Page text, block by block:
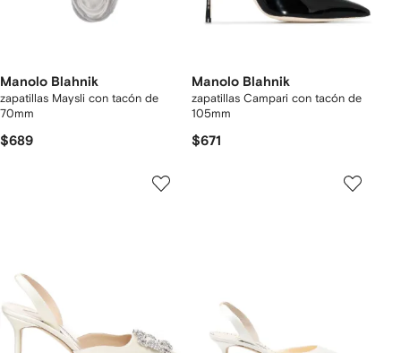
Manolo Blahnik
zapatillas Maysli con tacón de
70mm
$689
Manolo Blahnik
zapatillas Campari con tacón de
105mm
$671